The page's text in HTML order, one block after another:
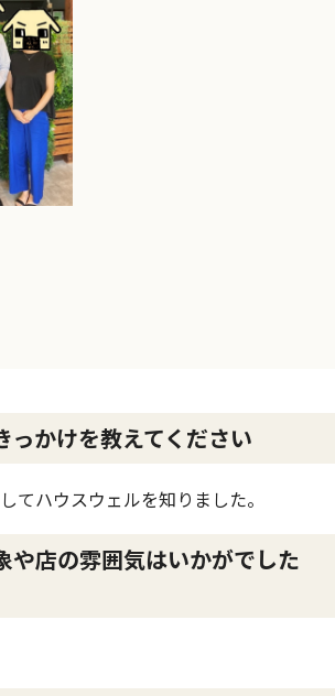
っかけを教えてください
てハウスウェルを知りました。
や店の雰囲気はいかがでした